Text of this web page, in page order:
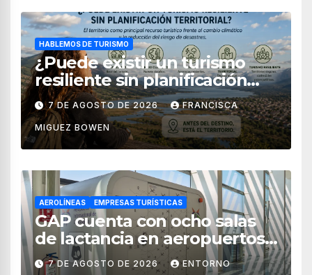
HABLEMOS DE TURISMO
¿Puede existir un turismo
resiliente sin planificación
territorial?
7 DE AGOSTO DE 2026 FRANCISCA
MIGUEZ BOWEN
AEROLÍNEAS EMPRESAS TURÍSTICAS
GAP cuenta con ocho salas
de lactancia en aeropuertos
de México
7 DE AGOSTO DE 2026 ENTORNO